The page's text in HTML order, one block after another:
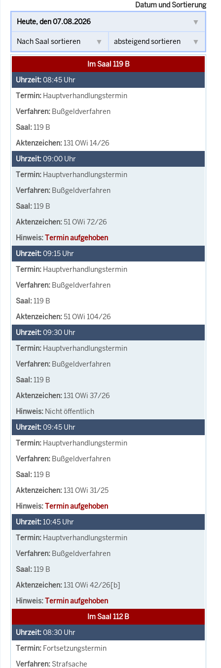
Datum und Sortierung
Im Saal 119 B
08:45 Uhr
Hauptverhandlungstermin
Bußgeldverfahren
119 B
131 OWi 14/26
09:00 Uhr
Hauptverhandlungstermin
Bußgeldverfahren
119 B
51 OWi 72/26
Termin aufgehoben
09:15 Uhr
Hauptverhandlungstermin
Bußgeldverfahren
119 B
51 OWi 104/26
09:30 Uhr
Hauptverhandlungstermin
Bußgeldverfahren
119 B
131 OWi 37/26
Nicht öffentlich
09:45 Uhr
Hauptverhandlungstermin
Bußgeldverfahren
119 B
131 OWi 31/25
Termin aufgehoben
10:45 Uhr
Hauptverhandlungstermin
Bußgeldverfahren
119 B
131 OWi 42/26[b]
Termin aufgehoben
Im Saal 112 B
08:30 Uhr
Fortsetzungstermin
Strafsache